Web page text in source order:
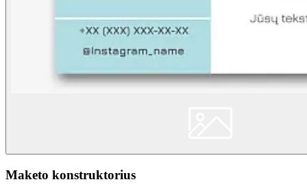
Maketo konstruktorius